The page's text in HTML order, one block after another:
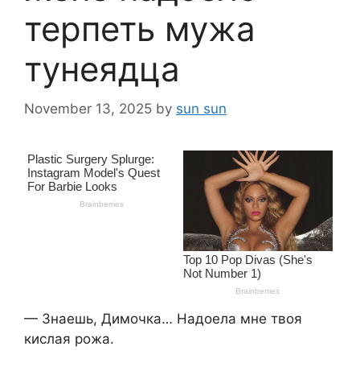
терпеть мужа
тунеядца
November 13, 2025 by sun sun
— Знаешь, Димочка… Надоела мне твоя
кислая рожа.